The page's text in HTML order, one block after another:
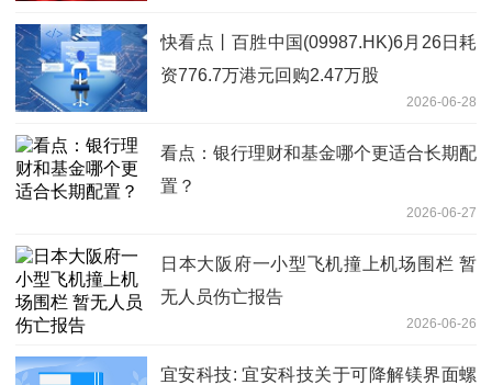
快看点丨百胜中国(09987.HK)6月26日耗
资776.7万港元回购2.47万股
2026-06-28
看点：银行理财和基金哪个更适合长期配
置？
2026-06-27
日本大阪府一小型飞机撞上机场围栏 暂
无人员伤亡报告
2026-06-26
宜安科技: 宜安科技关于可降解镁界面螺